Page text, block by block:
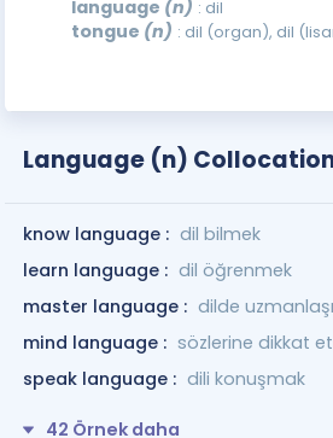
language (n) : dil
tongue (n) : dil (organ), dil
Language (n)
know language : dil bilmek
learn language : dil öğrenmek
master language : dilde
mind language : sözlerine dikkat
speak language : dili konuşmak
42 Örnek daha